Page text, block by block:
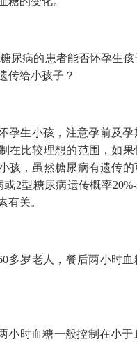
尿病的患者能否怀孕生孩
传给小孩子？
孕生小孩，注意孕前及孕
在比较理想的范围，如果
孩，虽然糖尿病有遗传的
或2型糖尿病遗传概率
有关。
多岁老人，餐后两小时血
小时血糖一般控制在小于